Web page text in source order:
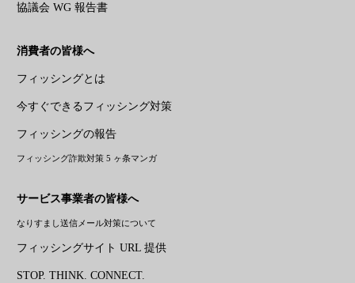
協議会 WG 報告書
消費者の皆様へ
フィッシングとは
今すぐできるフィッシング対策
フィッシングの報告
フィッシング詐欺対策 5 ヶ条マンガ
サービス事業者の皆様へ
なりすまし送信メール対策について
フィッシングサイト URL 提供
STOP. THINK. CONNECT.